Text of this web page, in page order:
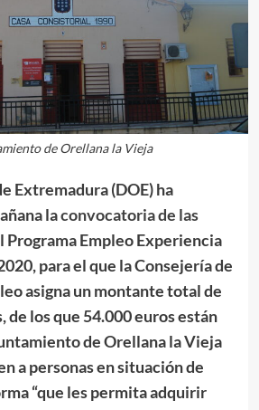
de Orellana la Vieja
Extremadura (DOE) ha
laconvocatoria de las
Programa Empleo Experiencia
para el que la Consejería de
asigna un montante total de
de los que 54.000 euros están
de Orellana la Vieja
a personas en situación de
“que les permita adquirir